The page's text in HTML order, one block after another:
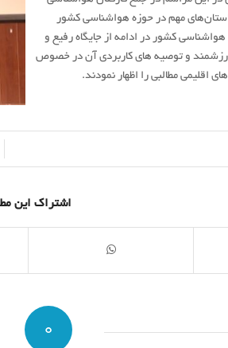
مهم در حوزه هواشناسی کشور
کشور در ادامه از جایگاه رفیع و
و توصیه های کاربردی آن در خصوص
اقلیمی مطالبی را اظهار نمودند.
اشتراک این
0